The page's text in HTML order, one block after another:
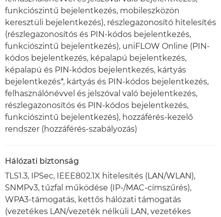
funkciószintű bejelentkezés, mobileszközön
keresztüli bejelentkezés), részlegazonosító hitelesítés
(részlegazonosítós és PIN-kódos bejelentkezés,
funkciószintű bejelentkezés), uniFLOW Online (PIN-
kódos bejelentkezés, képalapú bejelentkezés,
képalapú és PIN-kódos bejelentkezés, kártyás
bejelentkezés*, kártyás és PIN-kódos bejelentkezés,
felhasználónévvel és jelszóval való bejelentkezés,
részlegazonosítós és PIN-kódos bejelentkezés,
funkciószintű bejelentkezés), hozzáférés-kezelő
rendszer (hozzáférés-szabályozás)
Hálózati biztonság
TLS1.3, IPSec, IEEE802.1X hitelesítés (LAN/WLAN),
SNMPv3, tűzfal működése (IP-/MAC-címszűrés),
WPA3-támogatás, kettős hálózati támogatás
(vezetékes LAN/vezeték nélküli LAN, vezetékes